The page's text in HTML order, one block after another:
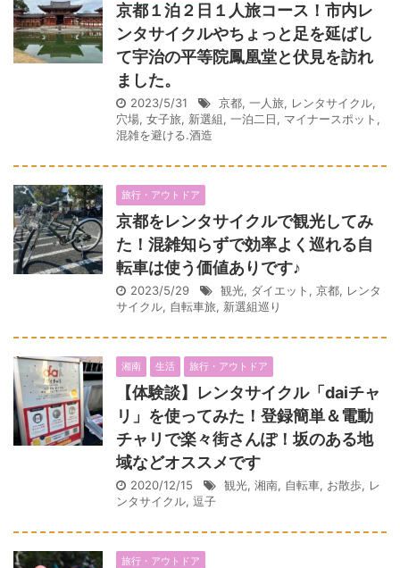
京都１泊２日１人旅コース！市内レ
ンタサイクルやちょっと足を延ばし
て宇治の平等院鳳凰堂と伏見を訪れ
ました。
2023/5/31 京都, 一人旅, レンタサイクル,
穴場, 女子旅, 新選組, 一泊二日, マイナースポット ,
混雑を避ける.酒造
旅行・アウトドア
京都をレンタサイクルで観光してみ
た！混雑知らずで効率よく巡れる自
転車は使う価値ありです♪
2023/5/29 観光, ダイエット , 京都, レンタ
サイクル, 自転車旅, 新選組巡り
湘南 生活 旅行・アウトドア
【体験談】レンタサイクル「daiチャ
リ」を使ってみた！登録簡単＆電動
チャリで楽々街さんぽ！坂のある地
域などオススメです
2020/12/15 観光, 湘南, 自転車, お散歩, レ
ンタサイクル, 逗子
旅行・アウトドア